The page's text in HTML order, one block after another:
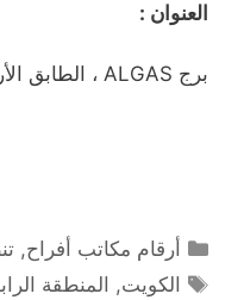
العنوان :
برج ALGAS ، الطابق الأرضي
التصنيفات
أرقام مكاتب أفراح,
الوسوم
الكويت, المنطقة